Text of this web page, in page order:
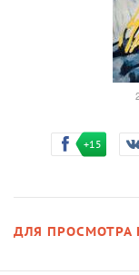
+15
ДЛЯ ПРОСМОТРА